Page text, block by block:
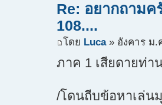
Re: อยากถามค
108....
โดย Luca» อังคาร ม.
ภาค 1 เสียดายท่า
/โดนถีบข้อหาเล่น